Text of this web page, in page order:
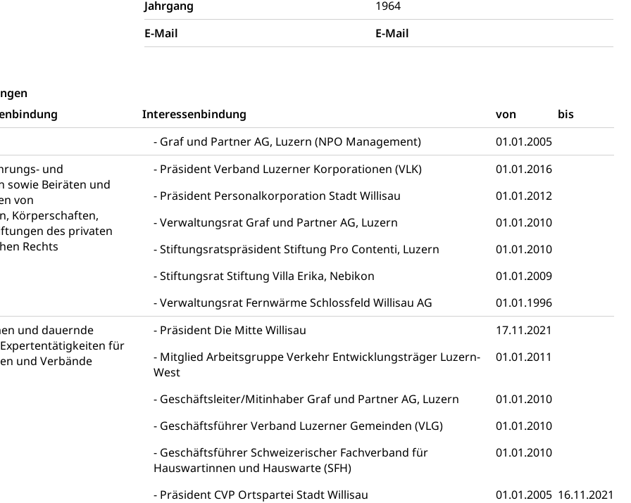
Jahrgang
1964
E-Mail
E-Mail
Interessenbindung von
bis
Graf und Partner AG, Luzern (NPO Management)
01.01.2005
und
sowie Beiräten und
von
Körperschaften,
des privaten
Rechts
Präsident Verband Luzerner Korporationen (VLK)
01.01.2016
Präsident Personalkorporation Stadt Willisau
01.01.2012
Verwaltungsrat Graf und Partner AG, Luzern
01.01.2010
Stiftungsratspräsident Stiftung Pro Contenti, Luzern
01.01.2010
Stiftungsrat Stiftung Villa Erika, Nebikon
01.01.2009
Verwaltungsrat Fernwärme Schlossfeld Willisau AG
01.01.1996
und dauernde
für
und Verbände
Präsident Die Mitte Willisau
17.11.2021
Mitglied Arbeitsgruppe Verkehr Entwicklungsträger Luzern-
West
01.01.2011
Geschäftsleiter/Mitinhaber Graf und Partner AG, Luzern
01.01.2010
Geschäftsführer Verband Luzerner Gemeinden (VLG)
01.01.2010
Geschäftsführer Schweizerischer Fachverband für
Hauswartinnen und Hauswarte (SFH)
01.01.2010
Präsident CVP Ortspartei Stadt Willisau 01.01.2005 16.11.2021
Schutzraum, Schutzraumbaupflicht
Frau und Mann
Mobbing
aller Geschlechter und Lebensformen
Gleichstellung Menschen mit Behinderungen
Gleichstellung
Gerichtsverfahren
Aufgaben und Verfahren Kosten im Zivilprozess
Konkurs
Zahlungsunfähigkeit, Pfändung
Betreibungsämter Betreibungsverfahren Konkursämter
Stimm- und Wahlrecht, Stimmrecht, Abstimmungen, Wahlen, politische Parteien, Grundfreiheiten, Pluralismus
Kopfsteuer, Personalsteuer, Haushaltssteuer, Vermögenssteuer, Verrechnungssteuer, Quellensteuer,
Liegenschaftssteuer, Handänderungssteuer, Grundsteuer, Kirchensteuer, Gewerbesteuer, Vergnügungssteuer,
Beschwerde Strassenverkehrsamt
Fremdenfeindlichkeit, Gleichberechtigung